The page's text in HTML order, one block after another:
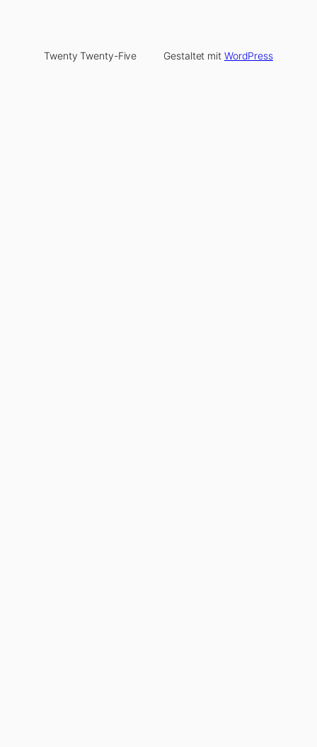
Twenty Twenty-Five Gestaltet mit WordPress